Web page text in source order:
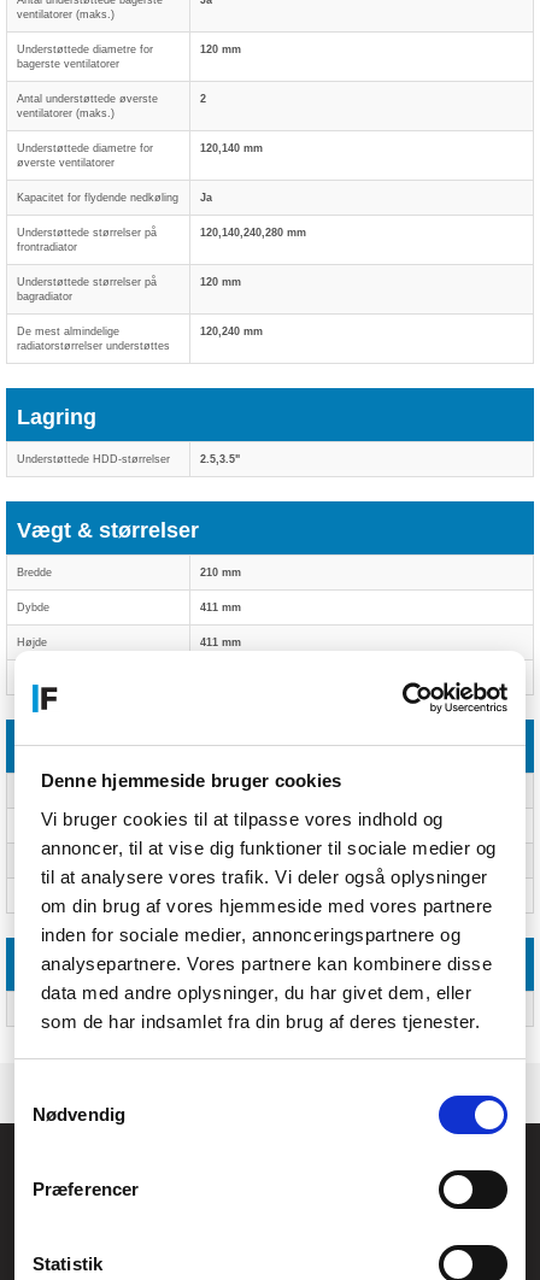
Denne hjemmeside bruger cookies
Vi bruger cookies til at tilpasse vores indhold og
annoncer, til at vise dig funktioner til sociale medier og
til at analysere vores trafik. Vi deler også oplysninger
om din brug af vores hjemmeside med vores partnere
inden for sociale medier, annonceringspartnere og
analysepartnere. Vores partnere kan kombinere disse
data med andre oplysninger, du har givet dem, eller
som de har indsamlet fra din brug af deres tjenester.
Nødvendig
Præferencer
Statistik
ventilatorer (maks.)
Understøttede diametre for
bagerste ventilatorer
120 mm
Antal understøttede øverste
ventilatorer (maks.)
2
Understøttede diametre for
øverste ventilatorer
120,140 mm
Kapacitet for flydende nedkøling Ja
Understøttede størrelser på
frontradiator
120,140,240,280 mm
Understøttede størrelser på
bagradiator
120 mm
De mest almindelige
radiatorstørrelser understøttes
120,240 mm
Lagring
Understøttede HDD-størrelser 2.5,3.5"
Vægt & størrelser
Bredde 210 mm
Dybde 411 mm
Højde 411 mm
Emballeringsdata
Pakkebredde 278 mm
Pakkedybde 480 mm
480 mm
Logistik data
CVR.: 26208637
Generelle henvendelser: